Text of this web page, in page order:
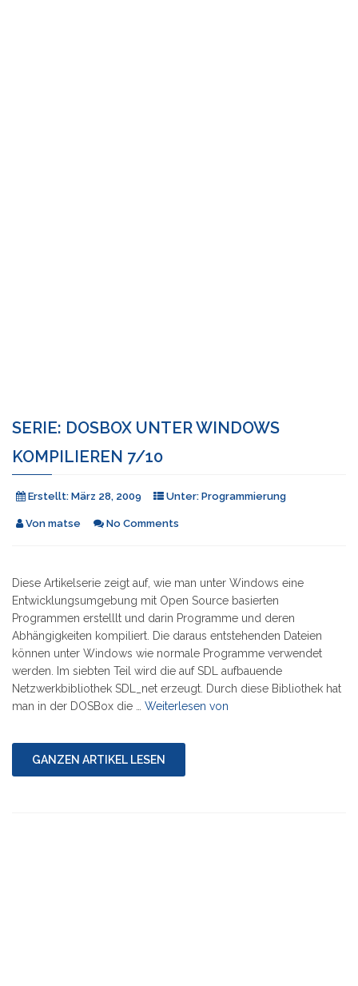
SERIE: DOSBOX UNTER WINDOWS
KOMPILIEREN 7/10
Erstellt: März 28, 2009 Unter: Programmierung
Von matse No Comments
Diese Artikelserie zeigt auf, wie man unter Windows eine
Entwicklungsumgebung mit Open Source basierten
Programmen erstelllt und darin Programme und deren
Abhängigkeiten kompiliert. Die daraus entstehenden Dateien
können unter Windows wie normale Programme verwendet
werden. Im siebten Teil wird die auf SDL aufbauende
Netzwerkbibliothek SDL_net erzeugt. Durch diese Bibliothek hat
man in der DOSBox die … Weiterlesen von
GANZEN ARTIKEL LESEN